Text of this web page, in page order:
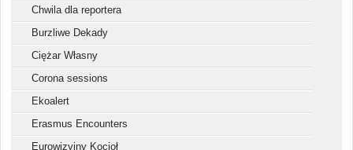
Chwila dla reportera
Burzliwe Dekady
Ciężar Własny
Corona sessions
Ekoalert
Erasmus Encounters
Eurowizyjny Kocioł